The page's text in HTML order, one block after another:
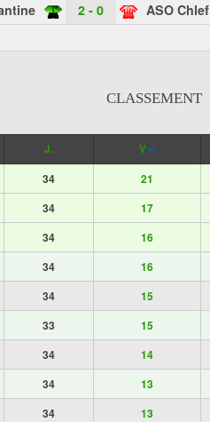
2 - 0 ASO Chlef
CLASSEMENT
J. V
34 21
34 17
34 16
34 16
34 15
33 15
34 14
34 13
34 13